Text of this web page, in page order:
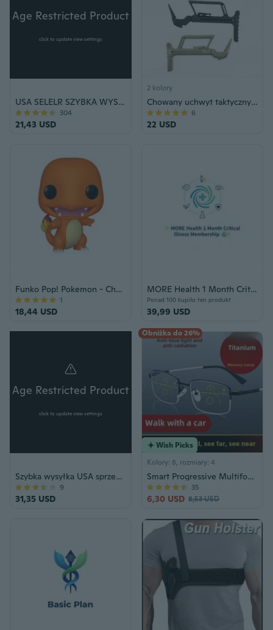
Age Restricted Product
click to update view settings
USA SELELR SZYBKA WYSYŁKA 1x Bardzo Potężna Latarka Paralizator Podróży Na Zewnątrz Samoobrona Electro Shock Heavy Duty Ekstremalne Napięcie Stun z Latarką LED
21,43 USD
304
2 kolory
Chowany uchwyt taktyczny podpórka Kolba do Glock 17 18 19 22 34 Akcesoria myśliwskie
22 USD
6
Funko Pop! Pokemon - Charmander
18,44 USD
1
MORE Health 1 Month Critical Illness Membership Voucher
39,99 USD
Ponad 100 kupiło ten produkt
Age Restricted Product
click to update view settings
Szybka wysyłka USA sprzedawca MINI COMBAT 50LB ARCHERY HUNTING PISTOL CROSSBOW w strzałka śruby Camping wędkowanie na zewnątrz
31,35 USD
9
Obniżka do 26%
Wish Picks
Kolory: 8, rozmiary: 4
Smart Progressive Multifocal Reading Glasses for Men and Women, Anti-Blue Light, Clear Vision for Near, Intermediate, and Far Distances
6,30 USD 8,53 USD
35